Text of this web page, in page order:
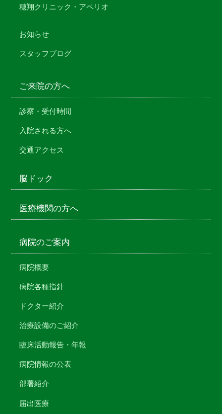
穂翔クリニック・アペリオ
お知らせ
スタッフブログ
ご来院の方へ
診察・受付時間
入院される方へ
交通アクセス
脳ドック
医療機関の方へ
病院のご案内
病院概要
病院各種指針
ドクター紹介
治療設備のご紹介
臨床活動報告・年報
病院情報の公表
部署紹介
届出医療